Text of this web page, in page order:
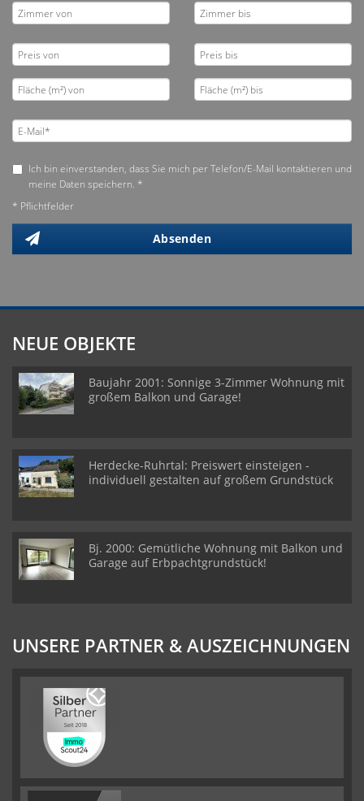
Ich bin einverstanden, dass Sie mich per Telefon/E-Mail kontaktieren und
meine Daten speichern. *
* Pflichtfelder
Absenden
NEUE OBJEKTE
Baujahr 2001: Sonnige 3-Zimmer Wohnung mit
großem Balkon und Garage!
Herdecke-Ruhrtal: Preiswert einsteigen -
individuell gestalten auf großem Grundstück
Bj. 2000: Gemütliche Wohnung mit Balkon und
Garage auf Erbpachtgrundstück!
UNSERE PARTNER & AUSZEICHNUNGEN